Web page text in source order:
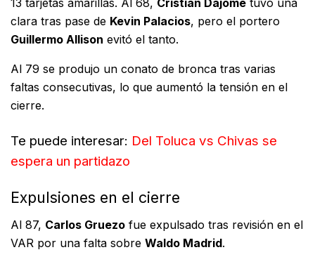
clara tras pase de Kevin Palacios, pero el portero
Guillermo Allison evitó el tanto.
Al 79 se produjo un conato de bronca tras varias
faltas consecutivas, lo que aumentó la tensión en el
cierre.
Te puede interesar: Del Toluca vs Chivas se
espera un partidazo
Expulsiones en el cierre
Al 87, Carlos Gruezo fue expulsado tras revisión en el
VAR por una falta sobre Waldo Madrid.